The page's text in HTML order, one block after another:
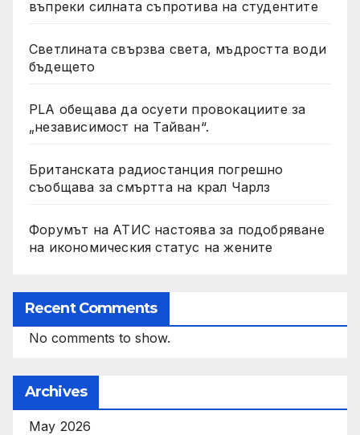
въпреки силната съпротива на студентите
Светлината свързва света, мъдростта води
бъдещето
PLA обещава да осуети провокациите за
„независимост на Тайван“.
Британската радиостанция погрешно
съобщава за смъртта на крал Чарлз
Форумът на АТИС настоява за подобряване
на икономическия статус на жените
Recent Comments
No comments to show.
Archives
May 2026